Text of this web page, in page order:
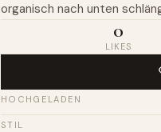
organisch nach unten
0
LIKES
HOCHGELADEN
STIL